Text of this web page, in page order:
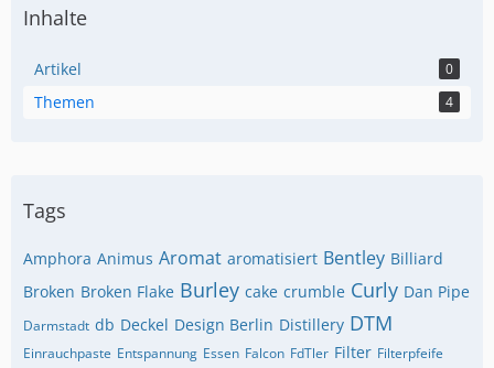
Inhalte
Artikel 0
Themen 4
Tags
Amphora Animus Aromat aromatisiert Bentley Billiard
Broken Broken Flake Burley cake crumble Curly Dan Pipe
Darmstadt db Deckel Design Berlin Distillery DTM
Einrauchpaste Entspannung Essen Falcon FdTler Filter Filterpfeife